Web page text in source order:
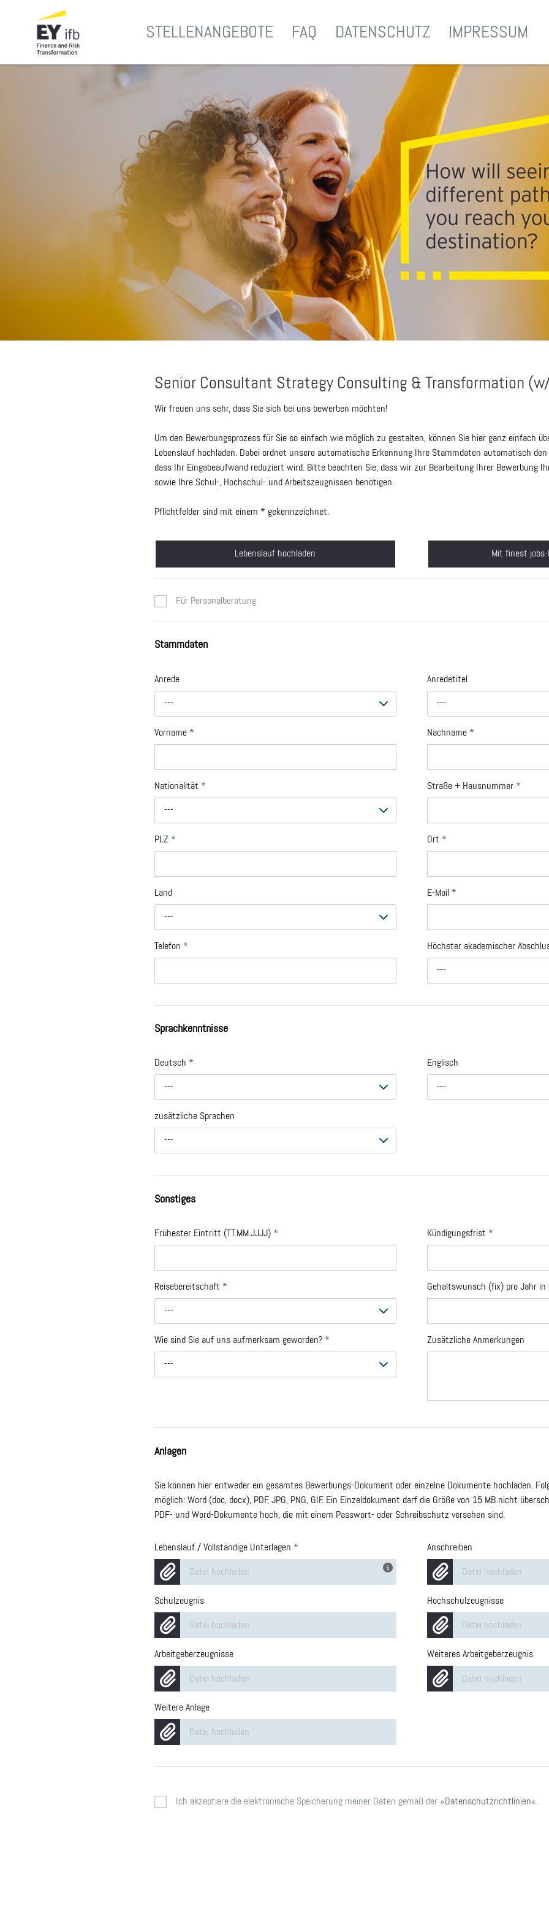
STELLENANGEBOTE FAQ DATENSCHUTZ IMPRESSUM
Senior Consultant Strategy Consulting & Transformation
Wir freuen uns sehr, dass Sie sich bei uns bewerben möchten!
Um den Bewerbungsprozess für Sie so einfach wie möglich zu gestalten, können Sie hier ganz einfach
Lebenslauf hochladen. Dabei ordnet unsere automatische Erkennung Ihre Stammdaten automatisch
dass Ihr Eingabeaufwand reduziert wird. Bitte beachten Sie, dass wir zur Bearbeitung Ihrer Bewerbung
sowie Ihre Schul-, Hochschul- und Arbeitszeugnissen benötigen.
Pflichtfelder sind mit einem * gekennzeichnet.
Lebenslauf hochladen Mit finest
Für Personalberatung
Stammdaten
Anrede
---
Anredetitel
---
Vorname * Nachname *
Nationalität *
---
Straße + Hausnummer *
PLZ * Ort *
Land
---
E-Mail *
Telefon * Höchster akademischer
---
Sprachkenntnisse
Deutsch *
---
Englisch
---
zusätzliche Sprachen
---
Sonstiges
Frühester Eintritt (TT.MM.JJJJ) * Kündigungsfrist *
Reisebereitschaft *
---
Gehaltswunsch (fix) pro Jahr
Wie sind Sie auf uns aufmerksam geworden? *
---
Zusätzliche Anmerkungen
Anlagen
Sie können hier entweder ein gesamtes Bewerbungs-Dokument oder einzelne Dokumente hochladen.
möglich: Word (doc, docx), PDF, JPG, PNG, GIF. Ein Einzeldokument darf die Größe von 15 MB nicht
PDF- und Word-Dokumente hoch, die mit einem Passwort- oder Schreibschutz versehen sind.
Lebenslauf / Vollständige Unterlagen *
Datei hochladen
Anschreiben
Datei hochladen
Schulzeugnis
Datei hochladen
Hochschulzeugnisse
Datei hochladen
Arbeitgeberzeugnisse
Datei hochladen
Weiteres Arbeitgeberzeugnis
Datei hochladen
Weitere Anlage
Datei hochladen
Ich akzeptiere die elektronische Speicherung meiner Daten gemäß der Datenschutzrichtlinien .